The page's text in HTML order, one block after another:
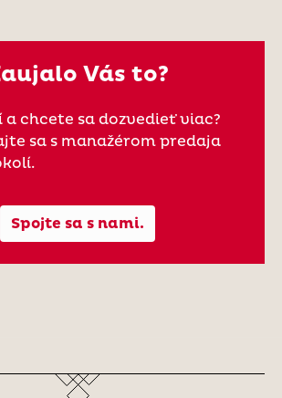
Vás to?
a chcete sa dozvedieť viac?
sa s manažérom predaja
Spojte sa s nami.